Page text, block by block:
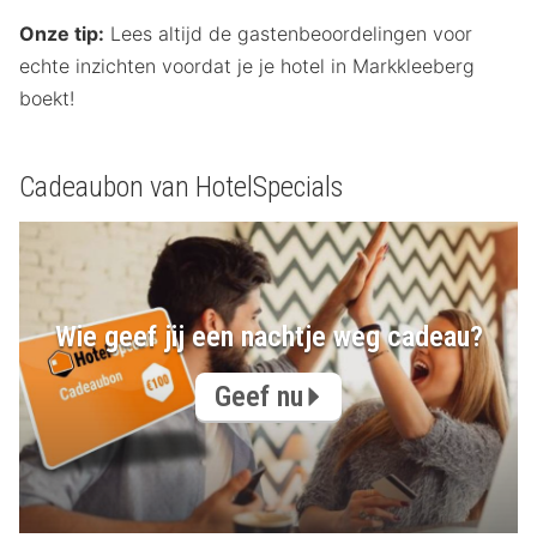
Onze tip: Lees altijd de gastenbeoordelingen voor
echte inzichten voordat je je hotel in Markkleeberg
boekt!
Cadeaubon van HotelSpecials
Wie geef jij een nachtje weg cadeau?
Geef nu